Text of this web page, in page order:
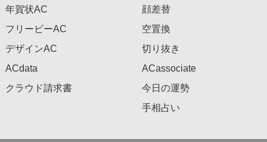
年賀状AC
フリービーAC
デザインAC
ACdata
クラウド請求書
顔差替
空置換
切り抜き
ACassociate
今日の運勢
手相占い